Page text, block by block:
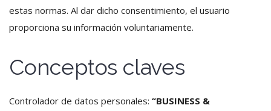
estas normas. Al dar dicho consentimiento, el usuario
proporciona su información voluntariamente.
Conceptos claves
Controlador de datos personales: “BUSINESS &